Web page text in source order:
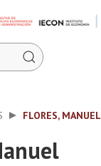
FLORES, MANUEL